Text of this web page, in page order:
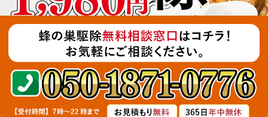
コラム
よくあるご質問